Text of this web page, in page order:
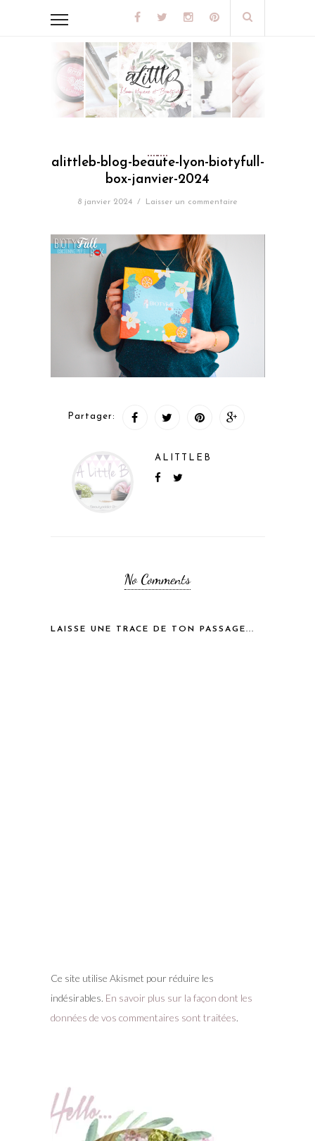
alittleb-blog-beaute-lyon-biotyfull-
box-janvier-2024
8 janvier 2024 / Laisser un commentaire
Partager:
ALITTLEB
No Comments
LAISSE UNE TRACE DE TON PASSAGE...
Ce site utilise Akismet pour réduire les
indésirables. En savoir plus sur la façon dont les
données de vos commentaires sont traitées.